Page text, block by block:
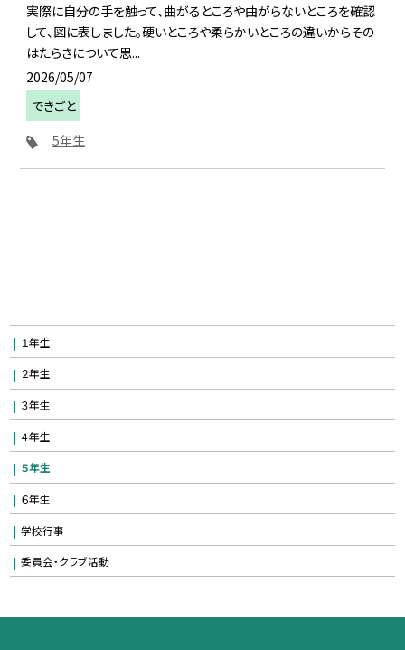
実際に自分の手を触って、曲がるところや曲がらないところを確認
して、図に表しました。硬いところや柔らかいところの違いからその
はたらきについて思...
2026/05/07
できごと
5年生
１年生
２年生
３年生
４年生
５年生
６年生
学校行事
委員会・クラブ活動